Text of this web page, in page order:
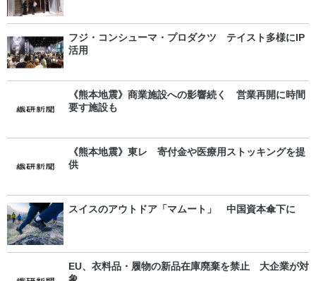
フジ・コンシューマ・プロダクツ テイスト多様にIP
活用
《熊本地震》商業施設への影響続く 営業再開に時間
要す施設も
《熊本地震》東レ 寄付金や医療用ストッキングを提
供
スイスのアウトドア「マムート」 中国資本傘下に
EU、衣料品・履物の新品在庫廃棄を禁止 大企業が対